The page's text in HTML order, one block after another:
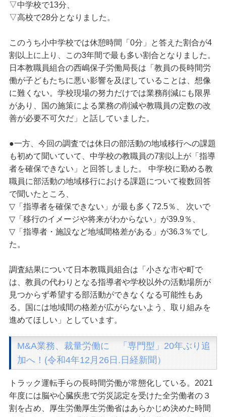
▽中学校で13分、
▽高校で28分となりました。
このうち小中学校では休憩時間「0分」と答えた割合が4
割以上に上り、この3年間で最も多い割合となりました。
日本教職員組合の西嶋保子労働局長は「教員の長時間労
働が子どもたちに悪い影響を及ぼしていることは、想像
に難くない。学校現場の努力だけでは業務削減にも限界
があり、国の施策による業務の削減や教職員の定数の改
善が必要不可欠だ」と話していました。
●一方、今回の調査では休日の部活動の地域移行への課題
も初めて聞いていて、中学校の教職員の7割以上が「指導
者を確保できない」と回答しました。 中学校に勤める教
職員に部活動の地域移行における課題について複数回答
で聞いたところ、
▽「指導者を確保できない」が最も多く72.5％、 次いで
▽「移行のイメージや将来がわからない」が39.9％、
▽「指導者・施設など地域間格差がある」が36.3％でし
た。
調査結果について日本教職員組合は「小さな市や町で
は、教員の代わりとなる指導者や学校以外の活動場所が
見つからず希望する部活動ができなくなる可能性もあ
る。国には地域間の格差が広がらないよう、取り組みを
進めてほしい」としています。
M&A業務、裁量労働に 「専門型」20年ぶり追
加へ！(令和4年12月26日.日経新聞）
トラック運転手らの長時間労働が常態化している。2021
年度には脳や心臓疾患で労災認定を受けた全労働者の３
割を占め、厚生労働厚生労働省はあらかじめ決めた時間